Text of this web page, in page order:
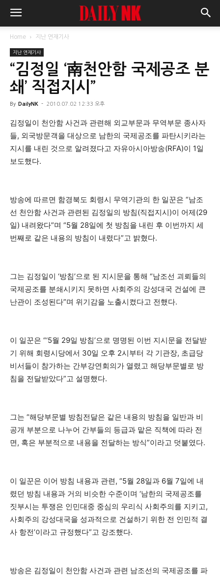
Home 지난 연재기사
지난 연재기사
“김정일 ‘南천안함 국제공조 분
쇄’ 직접지시”
By DailyNK - 2010.07.02 12:33 오후
김정일이 천안함 사건과 관련해 외교부문과 무역부문 종사자
들, 외국방문객을 대상으로 남한의 국제공조를 파탄시키라는
지시를 내린 것으로 알려졌다고 자유아시아방송(RFA)이 1일
보도했다.
방송에 따르면 함경북도 회령시 무역기관의 한 일꾼은 “남조
선 천안함 사건과 관련된 김정일의 방침(직접지시)이 어제(29
일) 내려왔다”며 “5월 28일에 첫 방침을 내린 후 이번까지 세
번째로 같은 내용의 방침이 내렸다”고 밝혔다.
그는 김정일이 ‘방침’으로 된 지시문을 통해 “남조선 괴뢰들의
국제공조를 분쇄시키지 못하면 사회주의 강성대국 건설에 큰
난관이 조성된다”며 위기감을 노출시켰다고 전했다.
이 일꾼은 “‘5월 29일 방침’으로 명명된 이번 지시문을 전달받
기 위해 회령시당에서 30일 오후 2시부터 각 기관장, 초급당
비서들이 참가하는 간부강연회의가 열렸고 해당부문별로 방
침을 전달받았다”고 설명했다.
그는 “해당부문별 방침전달은 같은 내용의 방침을 일반과 비
공개 부분으로 나누어 간부들의 등급과 맡은 직책에 따라 전
면, 혹은 부분적으로 내용을 전달하는 방식”이라고 덧붙였다.
이 일꾼은 이어 방침 내용과 관련, “5월 28일과 6월 7일에 내
렸던 방침 내용과 거의 비슷한 수준이며 ‘남한의 국제공조를
짓부시는 투쟁은 인민대중 중심의 우리식 사회주의를 지키고,
사회주의 강성대국을 성과적으로 건설하기 위한 전 인민적 결
사 항전’이라고 규정했다”고 강조했다.
방송은 김정일이 천안함 사건과 관련 남조선의 국제공조를 파